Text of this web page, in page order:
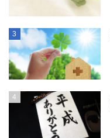
3
4